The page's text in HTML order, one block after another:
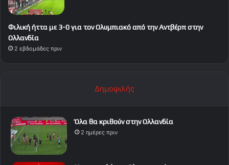
Φιλική ήττα με 3-0 για τον Ολυμπιακό από την Αντβέρπ στην
Ολλανδία
2 εβδομάδες πριν
Δημοφιλής
Όλα θα κριθούν στην Ολλανδία
2 ημέρες πριν